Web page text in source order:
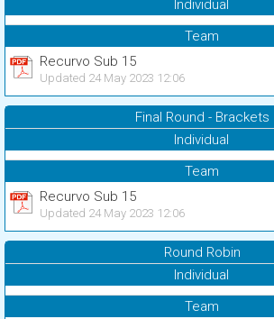
Individual
Team
Recurvo Sub 15
Updated 24 May 2023 12:06
Final Round - Brackets
Individual
Team
Recurvo Sub 15
Updated 24 May 2023 12:06
Round Robin
Individual
Team